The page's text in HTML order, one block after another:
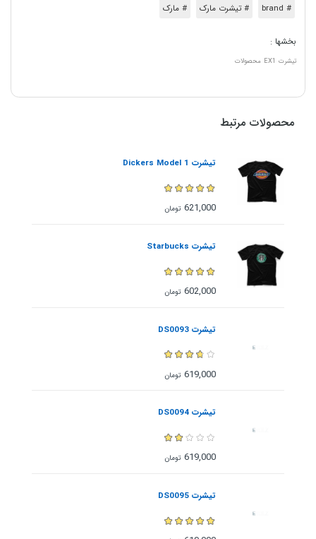
# brand
# تیشرت مارک # مارک
بخشها :
تیشرت EX1 محصولات
محصولات مرتبط
تیشرت Dickers Model 1
621,000 تومان
تیشرت Starbucks
602,000 تومان
تیشرت DS0093
619,000 تومان
تیشرت DS0094
619,000 تومان
تیشرت DS0095